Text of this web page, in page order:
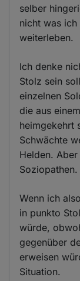
selber
nicht was
weiterleben.
Ich denke
Stolz sein
einzelnen
die aus
heimgekehrt
Schwächte
Helden.
Soziopathen.
Wenn ich
in punkto
würde,
gegenüber
erweisen
Situation.